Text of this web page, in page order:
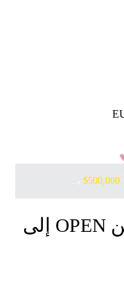
$500,000بانتظارك مع Pudgy Penguins
حاسبة سعر الصرف من OPEN إلى